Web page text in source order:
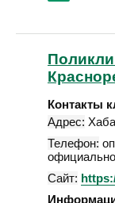
Контакты
Адрес:
Телефон:
Сайт: